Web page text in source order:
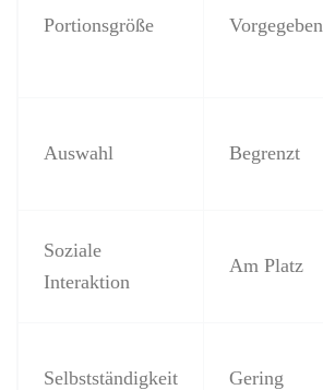
Portionsgröße Vorgegeben
Auswahl Begrenzt
Soziale
Interaktion
Am Platz
Selbstständigkeit Gering